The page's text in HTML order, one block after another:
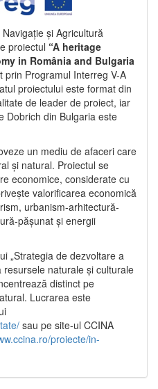
și Agricultură
proiectul “A heritage
in România and Bulgaria
prin Programul Interreg V-A
proiectului este format din
de leader de proiect, iar
Dobrich din Bulgaria este
un mediu de afaceri care
și natural. Proiectul se
economice, considerate cu
valorificarea economică
urbanism-arhitectură-
pășunat și energii
„Strategia de dezvoltare a
naturale și culturale
distinct pe
Lucrarea este
sau pe site-ul CCINA
proiecte/in-